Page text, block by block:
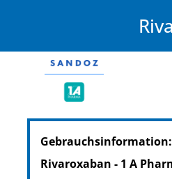
PZN: 18712505
PPN: 111871250536
NTIN: 04150187125051
Rivaroxaban - 1 A